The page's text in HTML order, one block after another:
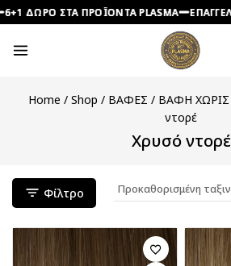
ΣΤΑ ΠΡΟΪΟΝΤΑ PLASMA
ΣΤΑ ΠΡΟΪΟΝΤΑ PLASMA
ΣΤΑ ΠΡΟΪΟΝΤΑ PLASMA
Home / Shop / ΒΑΦΕΣ / ΒΑΦΗ
ντορέ
Χρυσό ντορέ
Φίλτρο